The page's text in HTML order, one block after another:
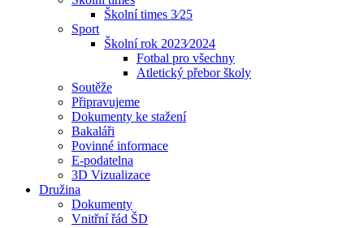
Školní times 3⁄25
Sport
Školní rok 2023⁄2024
Fotbal pro všechny
Atletický přebor školy
Soutěže
Připravujeme
Dokumenty ke stažení
Bakaláři
Povinné informace
E-podatelna
3D Vizualizace
Družina
Dokumenty
Vnitřní řád ŠD